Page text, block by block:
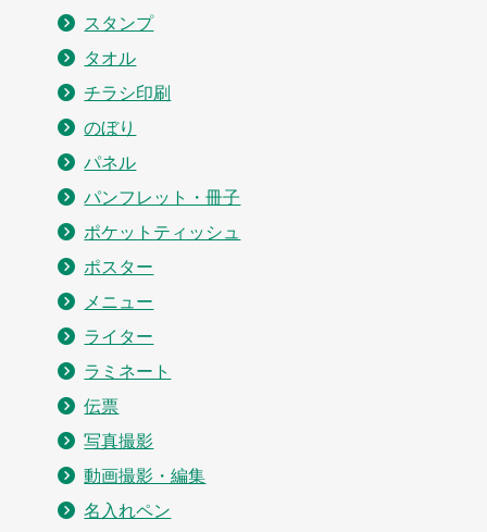
スタンプ
タオル
チラシ印刷
のぼり
パネル
パンフレット・冊子
ポケットティッシュ
ポスター
メニュー
ライター
ラミネート
伝票
写真撮影
動画撮影・編集
名入れペン